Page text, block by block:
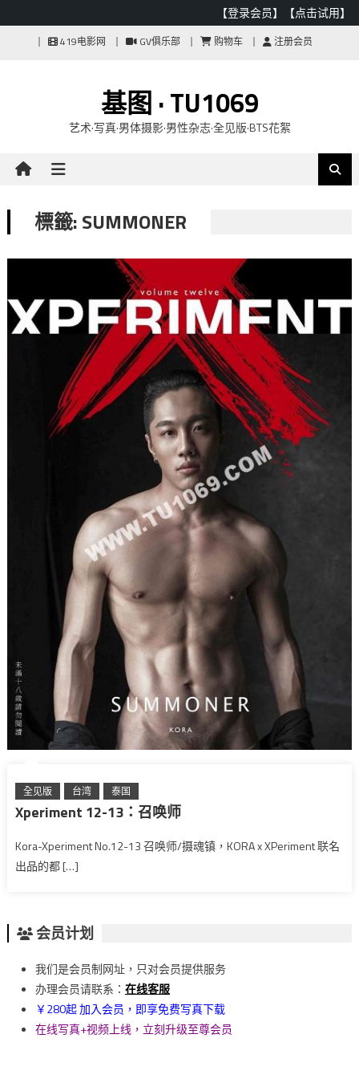
【登录会员】 【点击试用】
419电影网 GV俱乐部 购物车 注册会员
基图 · TU1069
艺术·写真·男体摄影·男性杂志·全见版·BTS花絮
標籤: SUMMONER
全见版 台湾 泰国
Xperiment 12-13：召唤师
Kora-Xperiment No.12-13 召唤师/摄魂镇，KORA x XPeriment 联名
出品的都 […]
会员计划
我们是会员制网址，只对会员提供服务
办理会员请联系： 在线客服
￥280起 加入会员，即享免费写真下载
在线写真+视频上线，立刻升级至尊会员